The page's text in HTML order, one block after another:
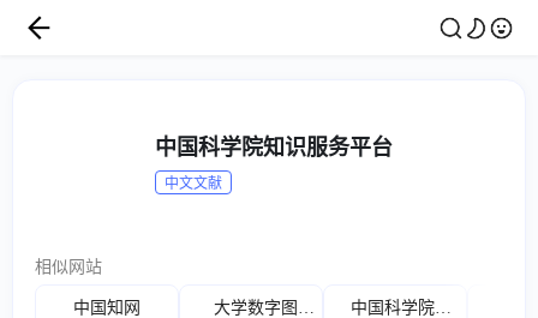
中国科学院知识服务平台
中文文献
相似网站
中国知网 大学数字图书馆 中国科学院科技期刊网